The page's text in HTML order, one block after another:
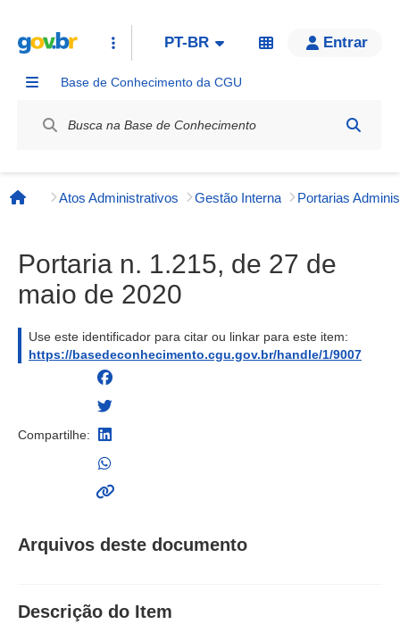
PT-BR Entrar
Base de Conhecimento da CGU
Página inicial
Atos Administrativos Gestão Interna
Portaria n. 1.215, de 27 de
maio de 2020
Use este identificador para citar ou linkar para este item:
https://basedeconhecimento.cgu.gov.br/handle/1/9007
Compartilhe:
Arquivos deste documento
Descrição do Item